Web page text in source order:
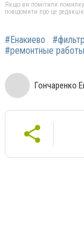
Якщо ви помітили помилку,
повідомити про це
#Енакиево
#ремонтные работы
Гончаренко